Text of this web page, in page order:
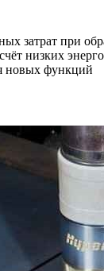
затрат при
низких
новых функций